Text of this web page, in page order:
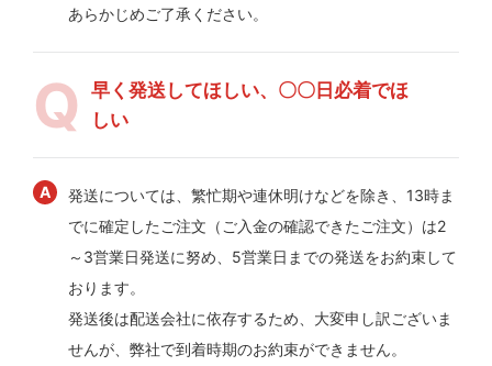
あらかじめご了承ください。
早く発送してほしい、〇〇日必着でほ
しい
発送については、繁忙期や連休明けなどを除き、13時ま
でに確定したご注文（ご入金の確認できたご注文）は2
～3営業日発送に努め、5営業日までの発送をお約束して
おります。
発送後は配送会社に依存するため、大変申し訳ございま
せんが、弊社で到着時期のお約束ができません。